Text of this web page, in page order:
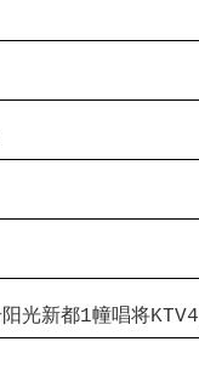
光新都1幢唱将KTV4